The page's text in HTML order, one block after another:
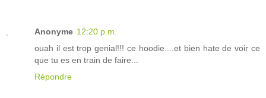
Anonyme 12:20 p.m.
ouah il est trop genial!!! ce hoodie....et bien hate de voir ce
que tu es en train de faire...
Répondre